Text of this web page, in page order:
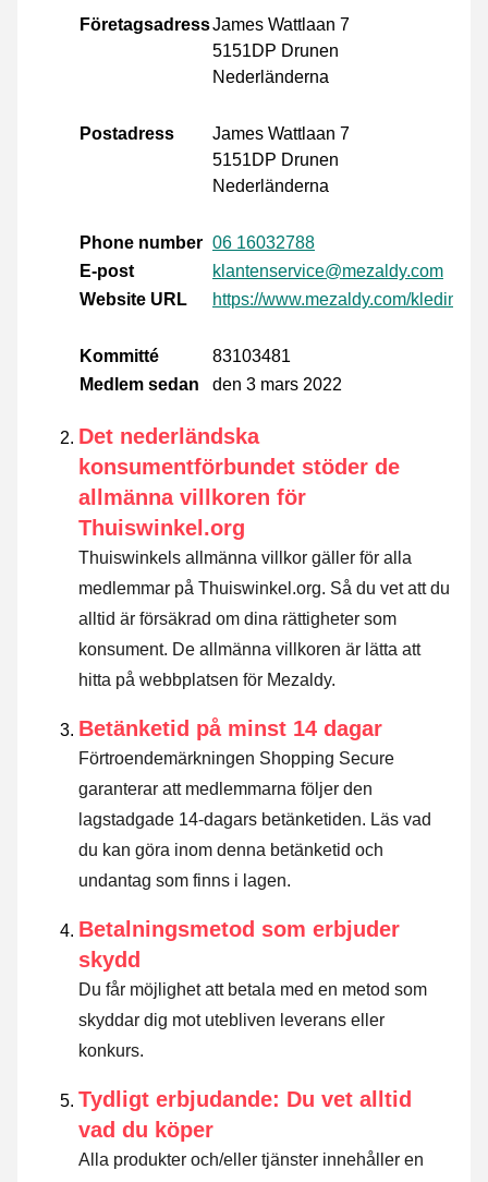
FöretagsadressJames Wattlaan 7
5151DP Drunen
Nederländerna
Postadress
James Wattlaan 7
5151DP Drunen
Nederländerna
Phone number 06 16032788
E-post
klantenservice@mezaldy.com
Website URL
https://www.mezaldy.com/kleding
Kommitté
83103481
Medlem sedan
den 3 mars 2022
Det nederländska
konsumentförbundet stöder de
allmänna villkoren för
Thuiswinkel.org
Thuiswinkels allmänna villkor gäller för alla
medlemmar på Thuiswinkel.org. Så du vet att du
alltid är försäkrad om dina rättigheter som
konsument. De allmänna villkoren är lätta att
hitta på webbplatsen för Mezaldy.
Betänketid på minst 14 dagar
Förtroendemärkningen Shopping Secure
garanterar att medlemmarna följer den
lagstadgade 14-dagars betänketiden. Läs vad
du kan göra inom denna betänketid och
undantag som finns i lagen.
Betalningsmetod som erbjuder
skydd
Du får möjlighet att betala med en metod som
skyddar dig mot utebliven leverans eller
konkurs.
Tydligt erbjudande: Du vet alltid
vad du köper
Alla produkter och/eller tjänster innehåller en